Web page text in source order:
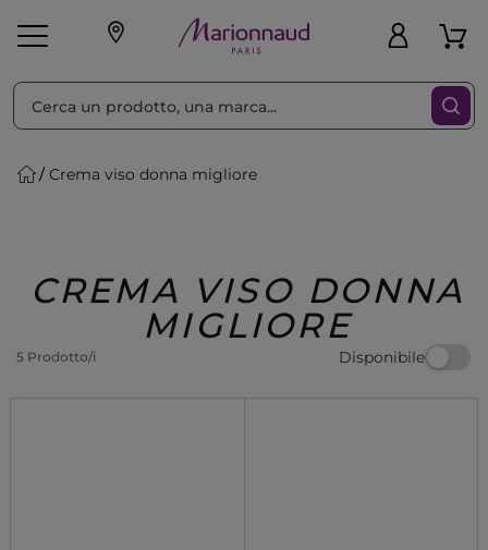
Make-up Profumi
Regalo
Crema viso donna migliore
CREMA VISO DONNA
MIGLIORE
5 Prodotto/i Disponibile
Ordina per Filtra